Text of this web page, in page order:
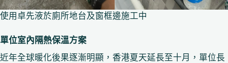
使用卓先液於廁所地台及窗框邊施工中
單位室內隔熱保溫方案
近年全球暖化後果逐漸明顯，香港夏天延長至十月，單位長